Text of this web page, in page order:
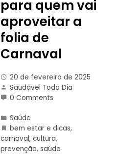
para quem vai
aproveitar a
folia de
Carnaval
20 de fevereiro de 2025
Saudável Todo Dia
0 Comments
Saúde
bem estar e dicas,
carnaval, cultura,
prevenção, saúde